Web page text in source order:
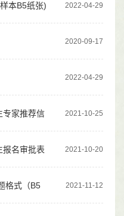
2022-04-29
本B5纸张)
2020-09-17
2022-04-29
2021-10-25
专家推荐信
2021-10-20
报名审批表
2021-11-12
格式（B5